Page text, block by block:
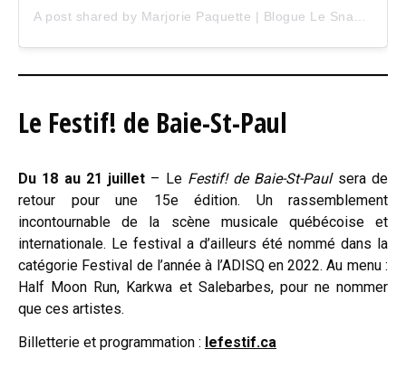
Le Festif! de Baie-St-Paul
Du 18 au 21 juillet – Le Festif! de Baie-St-Paulsera de
retour pour une 15e édition. Un rassemblement
incontournable de la scène musicale québécoise et
internationale. Le festival a d’ailleurs été nommé dans la
catégorie Festival de l’année à l’ADISQ en 2022. Au menu :
Half Moon Run, Karkwa et Salebarbes, pour ne nommer
que ces artistes.
Billetterie et programmation : lefestif.ca